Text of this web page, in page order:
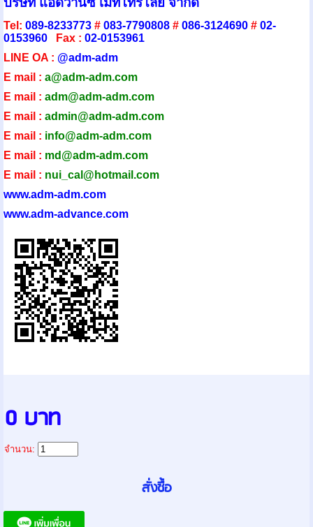
Tel: 089-8233773# 083-7790808# 086-3124690# 02-
0153960Fax : 02-0153961
LINE OA : @adm-adm
E mail : a@adm-adm.com
E mail : adm@adm-adm.com
E mail : admin@adm-ad m.com
E mail : info@adm-adm.com
E mail : md@adm-adm.com
E mail : nui_cal@hotmail.com
www.adm-adm.com
www.adm-advance.com
0 บาท
จำนวน: